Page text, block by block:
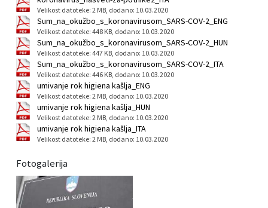
Velikost datoteke: 2 MB, dodano: 10.03.2020
Sum_na_okužbo_s_koronavirusom_SARS-COV-2_ENG
Velikost datoteke: 448 KB, dodano: 10.03.2020
Sum_na_okužbo_s_koronavirusom_SARS-COV-2_HUN
Velikost datoteke: 447 KB, dodano: 10.03.2020
Sum_na_okužbo_s_koronavirusom_SARS-COV-2_ITA
Velikost datoteke: 446 KB, dodano: 10.03.2020
umivanje rok higiena kašlja_ENG
Velikost datoteke: 2 MB, dodano: 10.03.2020
umivanje rok higiena kašlja_HUN
Velikost datoteke: 2 MB, dodano: 10.03.2020
umivanje rok higiena kašlja_ITA
Velikost datoteke: 2 MB, dodano: 10.03.2020
Fotogalerija